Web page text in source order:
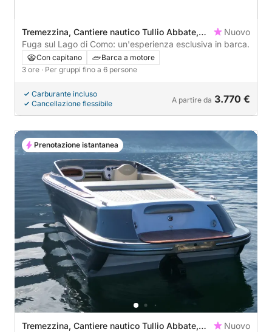
Tremezzina, Cantiere nautico Tullio Abbate,
Italy
Nuovo
Fuga sul Lago di Como: un'esperienza esclusiva in barca.
Con capitano
Barca a motore
3 ore · Per gruppi fino a 6 persone
Carburante incluso
Cancellazione flessibile
A partire da 3.770 €
Tremezzina, Cantiere nautico Tullio Abbate,
Nuovo
Prenotazione istantanea